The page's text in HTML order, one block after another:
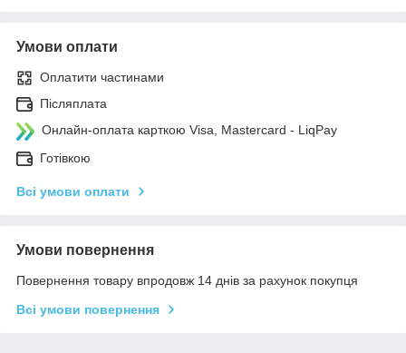
Умови оплати
Оплатити частинами
Післяплата
Онлайн-оплата карткою Visa, Mastercard - LiqPay
Готівкою
Всі умови оплати
Умови повернення
Повернення товару впродовж 14 днів за рахунок покупця
Всі умови повернення